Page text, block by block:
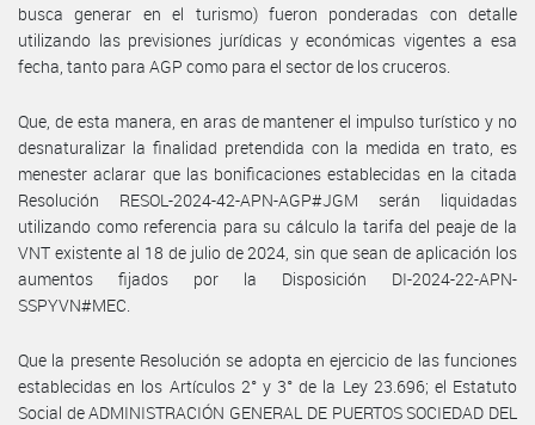
busca generar en el turismo) fueron ponderadas con detalle
utilizando las previsiones jurídicas y económicas vigentes a esa
fecha, tanto para AGP como para el sector de los cruceros.
Que, de esta manera, en aras de mantener el impulso turístico y no
desnaturalizar la finalidad pretendida con la medida en trato, es
menester aclarar que las bonificaciones establecidas en la citada
Resolución RESOL-2024-42-APN-AGP#JGM serán liquidadas
utilizando como referencia para su cálculo la tarifa del peaje de la
VNT existente al 18 de julio de 2024, sin que sean de aplicación los
aumentos fijados por la Disposición DI-2024-22-APN-
SSPYVN#MEC.
Que la presente Resolución se adopta en ejercicio de las funciones
establecidas en los Artículos 2° y 3° de la Ley 23.696; el Estatuto
Social de ADMINISTRACIÓN GENERAL DE PUERTOS SOCIEDAD DEL